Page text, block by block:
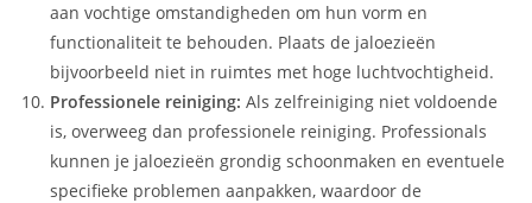
aan vochtige omstandigheden om hun vorm en
functionaliteit te behouden. Plaats de jaloezieën
bijvoorbeeld niet in ruimtes met hoge luchtvochtigheid.
Professionele reiniging: Als zelfreiniging niet voldoende
is, overweeg dan professionele reiniging. Professionals
kunnen je jaloezieën grondig schoonmaken en eventuele
specifieke problemen aanpakken, waardoor de